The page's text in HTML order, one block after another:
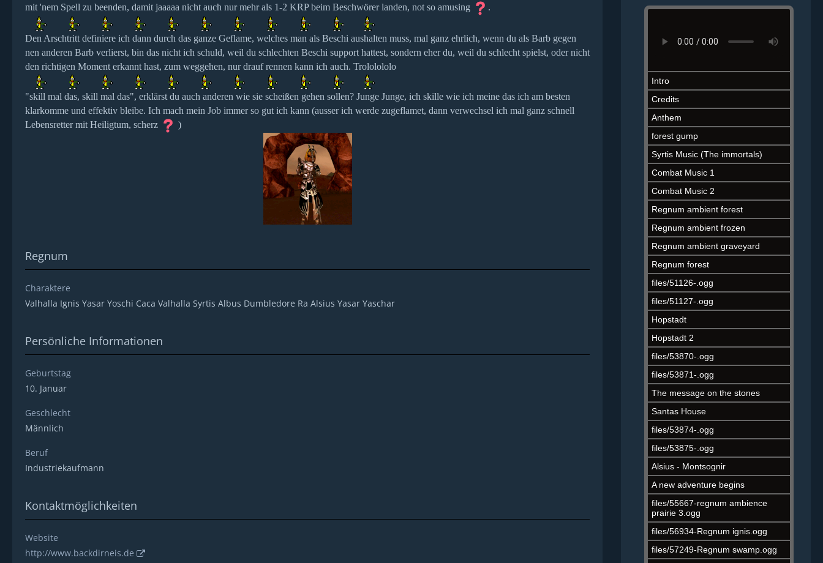
mit 'nem Spell zu beenden, damit jaaaaa nicht auch nur mehr als 1-2 KRP beim Beschwörer landen, not so amusing
.
Den Arschtritt definiere ich dann durch das ganze Geflame, welches man als Beschi aushalten muss, mal ganz ehrlich, wenn du als Barb gegen
nen anderen Barb verlierst, bin das nicht ich schuld, weil du schlechten Beschi support hattest, sondern eher du, weil du schlecht spielst, oder nicht
den richtigen Moment erkannt hast, zum weggehen, nur drauf rennen kann ich auch. Trololololo
"skill mal das, skill mal das", erklärst du auch anderen wie sie scheißen gehen sollen? Junge Junge, ich skille wie ich meine das ich am besten
klarkomme und effektiv bleibe. Ich mach mein Job immer so gut ich kann (ausser ich werde zugeflamet, dann verwechsel ich mal ganz schnell
Lebensretter mit Heiligtum, scherz
)
Regnum
Charaktere
Valhalla Ignis Yasar Yoschi Caca Valhalla Syrtis Albus Dumbledore Ra Alsius Yasar Yaschar
Persönliche Informationen
Geburtstag
10. Januar
Geschlecht
Männlich
Beruf
Industriekaufmann
Kontaktmöglichkeiten
Website
http://www.backdirneis.de